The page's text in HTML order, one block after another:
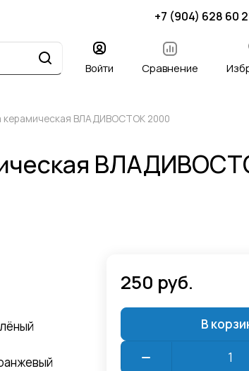
+7 (904) 628 60
Войти Сравнение
керамическая ВЛАДИВОСТОК 2000
250 руб.
В